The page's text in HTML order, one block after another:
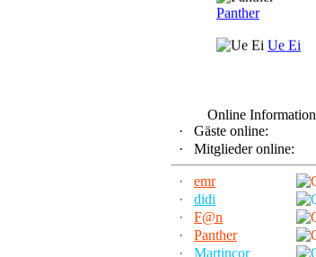
Panther
Ue Ei
Online Information
·
Gäste online:
·
Mitglieder online:
·
emr
·
didi
·
F@n
·
Panther
·
Martincor